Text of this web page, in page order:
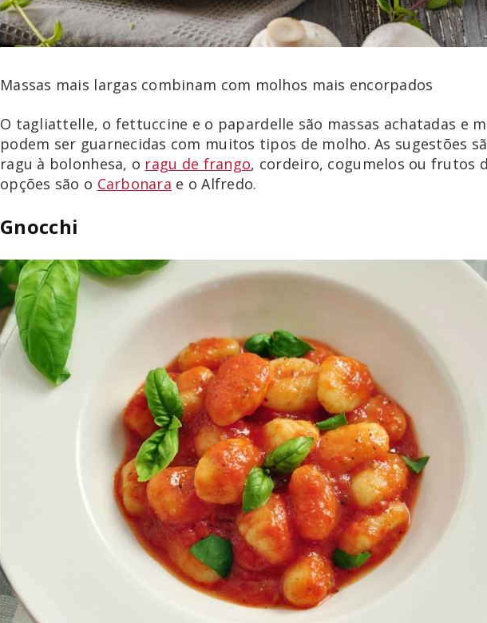
Massas mais largas combinam com molhos mais encorpados
O tagliattelle, o fettuccine e o papardelle são massas achatadas e
podem ser guarnecidas com muitos tipos de molho. As sugestões
ragu à bolonhesa, o ragu de frango, cordeiro, cogumelos ou frutos
opções são o Carbonara e o Alfredo.
Gnocchi